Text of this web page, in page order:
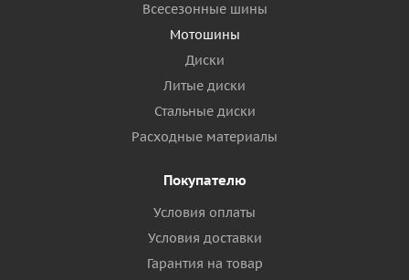
Всесезонные шины
Мотошины
Диски
Литые диски
Стальные диски
Расходные материалы
Покупателю
Условия оплаты
Условия доставки
Гарантия на товар